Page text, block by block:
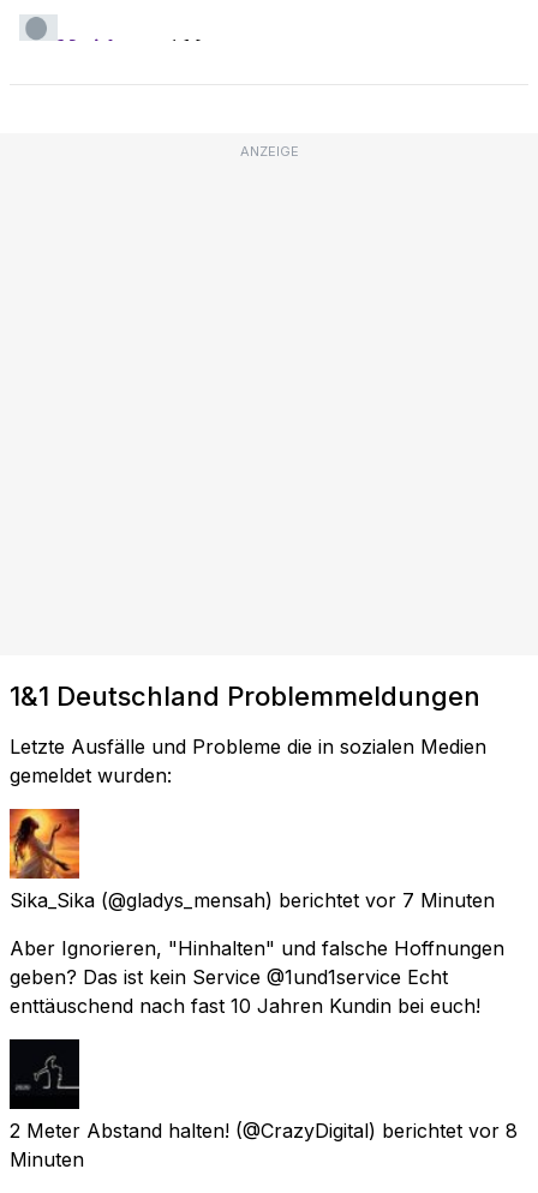
ANZEIGE
1&1 Deutschland Problemmeldungen
Letzte Ausfälle und Probleme die in sozialen Medien
gemeldet wurden:
Sika_Sika (@gladys_mensah) berichtet vor 7 Minuten
Aber Ignorieren, "Hinhalten" und falsche Hoffnungen
geben? Das ist kein Service @1und1service Echt
enttäuschend nach fast 10 Jahren Kundin bei euch!
2 Meter Abstand halten! (@CrazyDigital) berichtet vor 8
Minuten